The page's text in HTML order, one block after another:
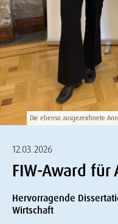
Die ebenso ausgezeichnete
12.03.2026
FIW-Award für
Hervorragende
Wirtschaft